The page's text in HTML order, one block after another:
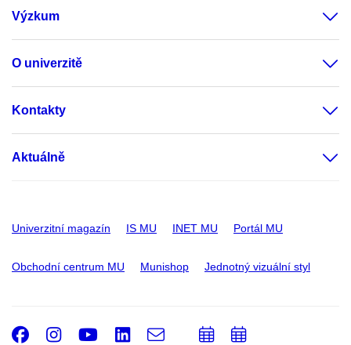
Výzkum
O univerzitě
Kontakty
Aktuálně
Univerzitní magazín IS MU INET MU Portál MU
Obchodní centrum MU Munishop Jednotný vizuální styl
Facebook
Instagram
Youtube
LinkedIn
e-
PřidatPřidat